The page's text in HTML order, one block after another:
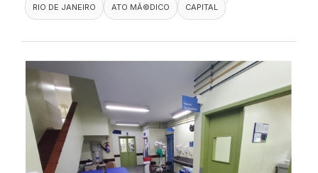
RIO DE JANEIRO
ATO MÃ©DICO CAPITAL